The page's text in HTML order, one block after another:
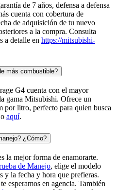
de 7 años, defensa a defensa
cuenta con cobertura de
de adquisición de tu nuevo
a la compra. Consulta
a detalle en https://mitsubishi-
más combustible?
G4 cuenta con el mayor
gama Mitsubishi. Ofrece un
por litro, perfecto para quien busca
aquí.
¿Cómo?
la mejor forma de enamorarte.
de Manejo, elige el modelo
y la fecha y hora que prefieras.
esperamos en agencia. También